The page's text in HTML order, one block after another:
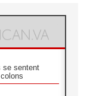
se sentent